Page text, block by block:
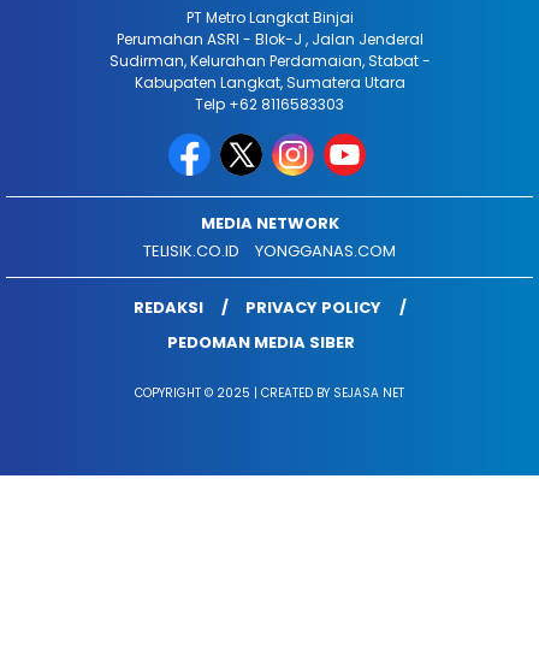
PT Metro Langkat Binjai
Perumahan ASRI - Blok-J , Jalan Jenderal
Sudirman, Kelurahan Perdamaian, Stabat -
Kabupaten Langkat, Sumatera Utara
Telp +62 8116583303
MEDIA NETWORK
TELISIK.CO.ID
YONGGANAS.COM
REDAKSI
PRIVACY POLICY
PEDOMAN MEDIA SIBER
COPYRIGHT © 2025 | CREATED BY SEJASA NET